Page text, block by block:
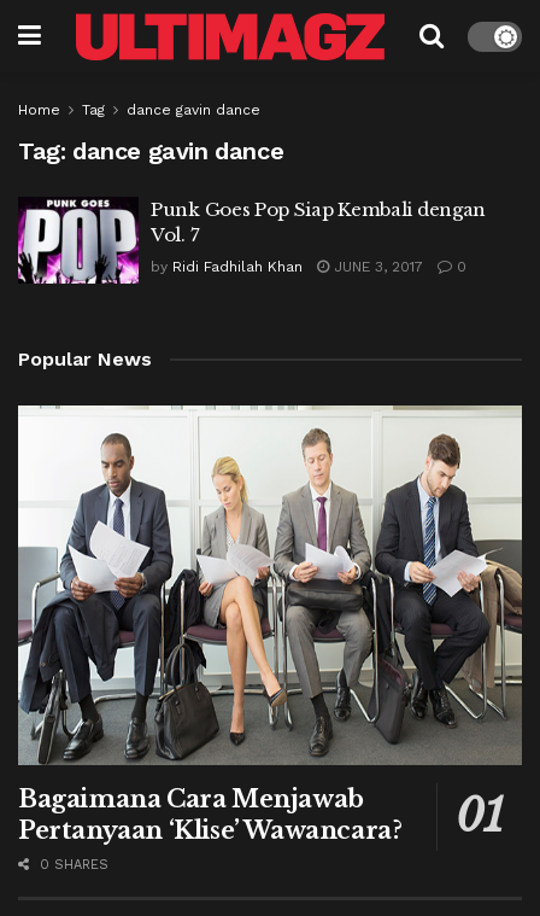
Home Tag dance gavin dance
Tag: dance gavin dance
Punk Goes Pop Siap Kembali dengan
Vol. 7
by Ridi Fadhilah Khan JUNE 3, 2017 0
Popular News
Bagaimana Cara Menjawab
Pertanyaan ‘Klise’ Wawancara?
0 SHARES